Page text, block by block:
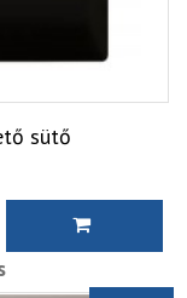
sütő